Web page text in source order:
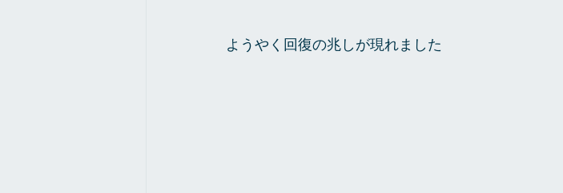
ようやく回復の兆しが現れました